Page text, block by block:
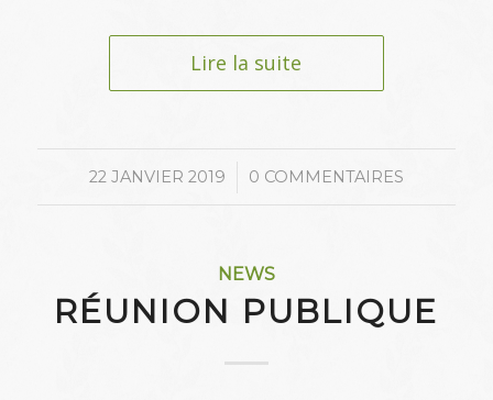
Lire la suite
22 JANVIER 2019
/ 0 COMMENTAIRES
NEWS
RÉUNION PUBLIQUE